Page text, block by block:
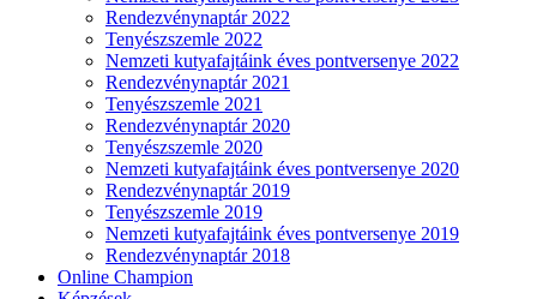
Rendezvénynaptár 2022
Tenyészszemle 2022
Nemzeti kutyafajtáink éves pontversenye 2022
Rendezvénynaptár 2021
Tenyészszemle 2021
Rendezvénynaptár 2020
Tenyészszemle 2020
Nemzeti kutyafajtáink éves pontversenye 2020
Rendezvénynaptár 2019
Tenyészszemle 2019
Nemzeti kutyafajtáink éves pontversenye 2019
Rendezvénynaptár 2018
Online Champion